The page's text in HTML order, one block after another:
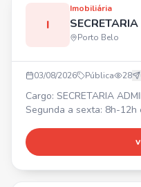
I
Imobiliária
Porto Belo
03/08/2026 Pública 28
Cargo: SECRETARIA
Segunda a sexta: 8h-12h
administração, atuação
Atendimento ao cliente